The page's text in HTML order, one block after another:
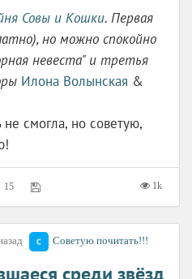
Совы и Кошки. Первая
но можно спокойно
невеста" и третья
Илона Волынская &
не смогла, но советую,
15 1k
Советую почитать!!!